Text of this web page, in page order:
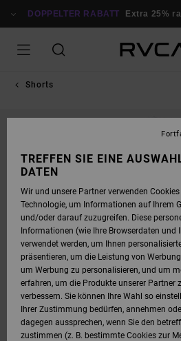
ZUR
DOPPELTER RABATT Extra 25%
Shorts
TREFFEN SIE EINE
DATEN
Wir und unsere Partner verwenden
Technologie, um Informationen auf Ihrem
und/oder darauf zuzugreifen. Diese
Informationen (wie Ihre Browserdaten und
verwendet werden, um Ihnen
präsentieren, um die Leistung von
um Werbung zu personalisieren, und um
erfahren, um die Produkte unserer Partner
verbessern. Sie können Ihre Wahl so
Ihrer Zustimmung bedürfen, annehmen
dagegen aussprechen, wenn Sie den
zustimmen (z. B. bestimmte Cookies zur